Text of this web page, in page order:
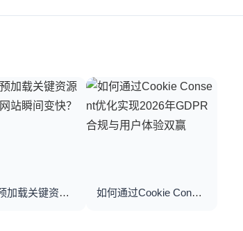
为什么预加载关键资源能让你的网站瞬间变快？ 如何通过Cookie Consent优化实现2026年GDPR合规与用户体验双赢